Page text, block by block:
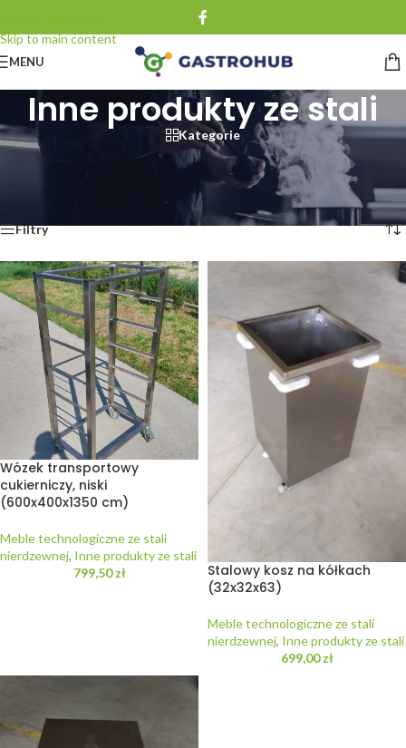
Skip to main content
MENU
Inne produkty ze stali
Kategorie
Strona główna
Meble technologiczne ze stali nierdzewnej
Wyświetlanie wszystkich wyników: 3
Filtry
Wózek transportowy
cukierniczy, niski
(600x400x1350 cm)
Meble technologiczne ze stali
nierdzewnej, Inne produkty ze stali
799,50zł
Stalowy kosz na kółkach
(32x32x63)
Meble technologiczne ze stali
nierdzewnej, Inne produkty ze stali
699,00zł